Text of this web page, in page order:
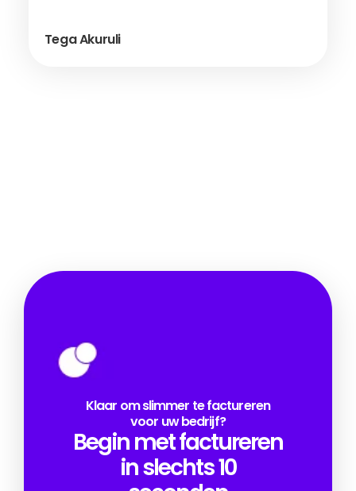
Tega Akuruli
Klaar om slimmer te factureren
voor uw bedrijf?
Begin met factureren
in slechts 10